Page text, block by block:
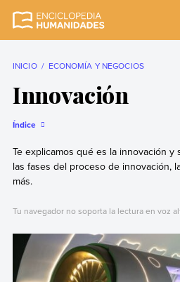
completa y más
INICIO ECONOMÍA Y NEGOCIOS
Innovación
Índice
Te explicamos qué es la innovación y
las fases del proceso de innovación,
más.
Tu navegador no soporta la lectura en voz